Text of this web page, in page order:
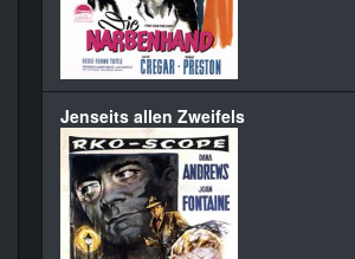
Jenseits allen Zweifels